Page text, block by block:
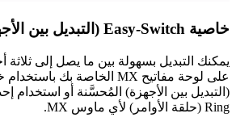
خاصية Easy-Switch (التبديل بين الأجهزة)
يمكنك التبديل بسهولة بين ما يصل إلى
Ring (حلقة الأوامر) لأي ماوس ‎MX.